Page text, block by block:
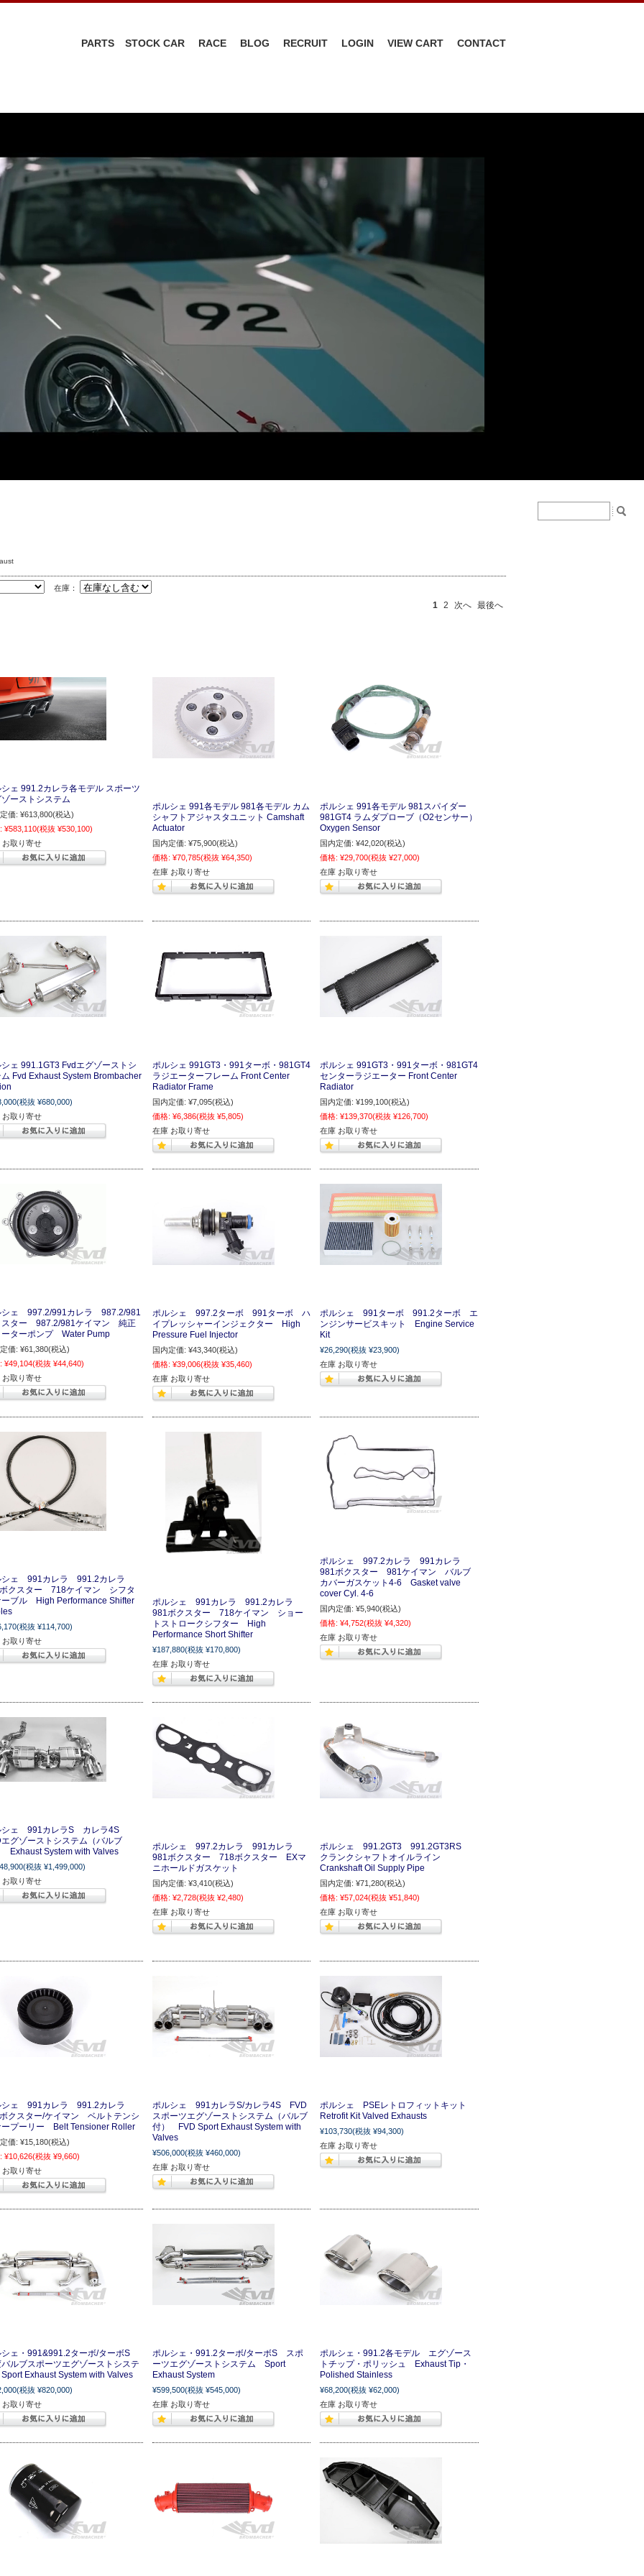
PARTS STOCK CAR RACE BLOG RECRUIT LOGIN VIEW CART CONTACT
在庫：
1
2 次へ 最後へ
ェ 991.2カレラ各モデル スポーツ
ーストシステム
価: ¥613,800(税込)
¥583,110(税抜 ¥530,100)
お取り寄せ
ポルシェ 991各モデル 981各モデル カム
シャフトアジャスタユニット Camshaft
Actuator
国内定価: ¥75,900(税込)
価格: ¥70,785(税抜 ¥64,350)
在庫 お取り寄せ
ポルシェ 991各モデル 981スパイダー
981GT4 ラムダプローブ（O2センサー）
Oxygen Sensor
国内定価: ¥42,020(税込)
価格: ¥29,700(税抜 ¥27,000)
在庫 お取り寄せ
ェ 991.1GT3 Fvdエグゾーストシ
Fvd Exhaust System Brombacher
(税抜 ¥680,000)
お取り寄せ
ポルシェ 991GT3・991ターボ・981GT4
ラジエーターフレーム Front Center
Radiator Frame
国内定価: ¥7,095(税込)
価格: ¥6,386(税抜 ¥5,805)
在庫 お取り寄せ
ポルシェ 991GT3・991ターボ・981GT4
センターラジエーター Front Center
Radiator
国内定価: ¥199,100(税込)
価格: ¥139,370(税抜 ¥126,700)
在庫 お取り寄せ
シェ 997.2/991カレラ 987.2/981
スター 987.2/981ケイマン 純正
ーターポンプ Water Pump
価: ¥61,380(税込)
¥49,104(税抜 ¥44,640)
お取り寄せ
ポルシェ 997.2ターボ 991ターボ ハ
イプレッシャーインジェクター High
Pressure Fuel Injector
国内定価: ¥43,340(税込)
価格: ¥39,006(税抜 ¥35,460)
在庫 お取り寄せ
ポルシェ 991ターボ 991.2ターボ エ
ンジンサービスキット Engine Service
Kit
¥26,290(税抜 ¥23,900)
在庫 お取り寄せ
シェ 991カレラ 991.2カレラ
クスター 718ケイマン シフタ
ーブル High Performance Shifter
(税抜 ¥114,700)
お取り寄せ
ポルシェ 991カレラ 991.2カレラ
981ボクスター 718ケイマン ショー
トストロークシフター High
Performance Short Shifter
¥187,880(税抜 ¥170,800)
在庫 お取り寄せ
ポルシェ 997.2カレラ 991カレラ
981ボクスター 981ケイマン バルブ
カバーガスケット4-6 Gasket valve
cover Cyl. 4-6
国内定価: ¥5,940(税込)
価格: ¥4,752(税抜 ¥4,320)
在庫 お取り寄せ
シェ 991カレラS カレラ4S
グゾーストシステム（バルブ
Exhaust System with Valves
(税抜 ¥1,499,000)
お取り寄せ
ポルシェ 997.2カレラ 991カレラ
981ボクスター 718ボクスター EXマ
ニホールドガスケット
国内定価: ¥3,410(税込)
価格: ¥2,728(税抜 ¥2,480)
在庫 お取り寄せ
ポルシェ 991.2GT3 991.2GT3RS
クランクシャフトオイルライン
Crankshaft Oil Supply Pipe
国内定価: ¥71,280(税込)
価格: ¥57,024(税抜 ¥51,840)
在庫 お取り寄せ
シェ 991カレラ 991.2カレラ
クスター/ケイマン ベルトテンシ
ープーリー Belt Tensioner Roller
価: ¥15,180(税込)
¥10,626(税抜 ¥9,660)
お取り寄せ
ポルシェ 991カレラS/カレラ4S FVD
スポーツエグゾーストシステム（バルブ
付） FVD Sport Exhaust System with
Valves
¥506,000(税抜 ¥460,000)
在庫 お取り寄せ
ポルシェ PSEレトロフィットキット
Retrofit Kit Valved Exhausts
¥103,730(税抜 ¥94,300)
在庫 お取り寄せ
シェ・991&991.2ターボ/ターボS
ルブスポーツエグゾーストシステ
Exhaust System with Valves
(税抜 ¥820,000)
お取り寄せ
ポルシェ・991.2ターボ/ターボS スポ
ーツエグゾーストシステム Sport
Exhaust System
¥599,500(税抜 ¥545,000)
在庫 お取り寄せ
ポルシェ・991.2各モデル エグゾース
トチップ・ポリッシュ Exhaust Tip・
Polished Stainless
¥68,200(税抜 ¥62,000)
在庫 お取り寄せ